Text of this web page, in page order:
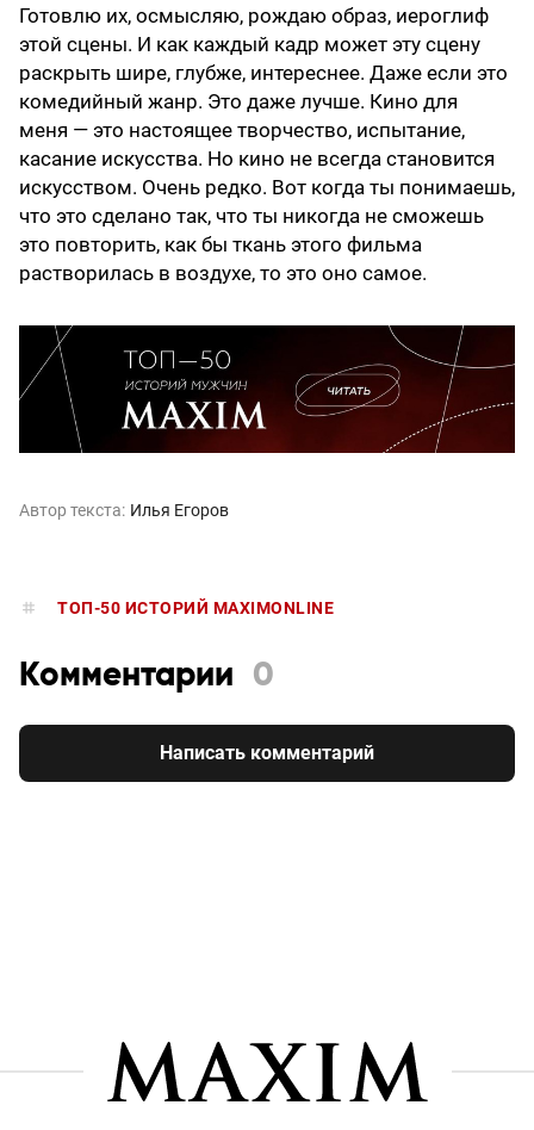
Готовлю их, осмысляю, рождаю образ, иероглиф
этой сцены. И как каждый кадр может эту сцену
раскрыть шире, глубже, интереснее. Даже если это
комедийный жанр. Это даже лучше. Кино для
меня — это настоящее творчество, испытание,
касание искусства. Но кино не всегда становится
искусством. Очень редко. Вот когда ты понимаешь,
что это сделано так, что ты никогда не сможешь
это повторить, как бы ткань этого фильма
растворилась в воздухе, то это оно самое.
Автор текста: Илья Егоров
ТОП-50 ИСТОРИЙ MAXIMONLINE
Комментарии 0
Написать комментарий